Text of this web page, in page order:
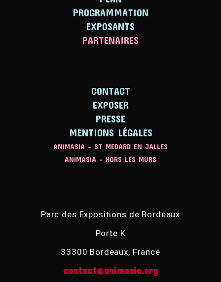
PROGRAMMATION
EXPOSANTS
PARTENAIRES
CONTACT
EXPOSER
PRESSE
MENTIONS LÉGALES
ANIMASIA - ST MEDARD EN JALLES
ANIMASIA - HORS LES MURS
Parc des Expositions de Bordeaux
Porte K
33300 Bordeaux, France
contact@animasia.org